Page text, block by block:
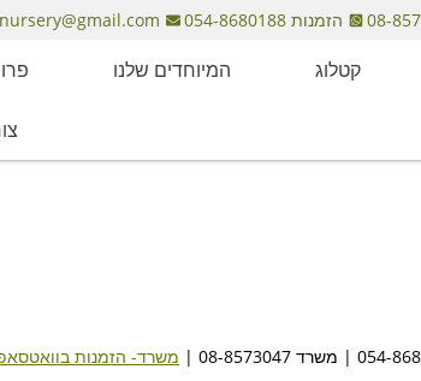
הזמנות 054-8680188
קטלוג המיוחדים שלנו
משרד- הזמנות